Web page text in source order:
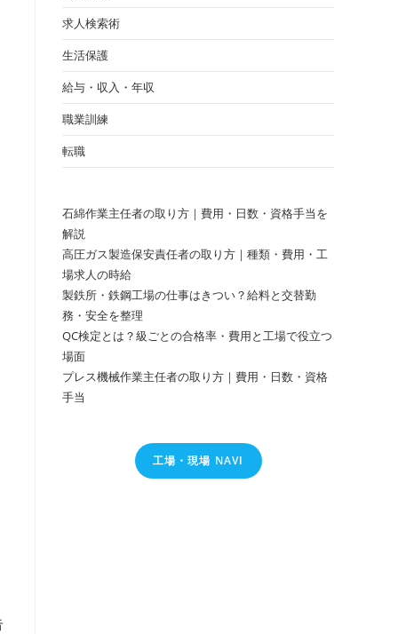
求人検索術
生活保護
給与・収入・年収
職業訓練
転職
石綿作業主任者の取り方｜費用・日数・資格手当を
解説
高圧ガス製造保安責任者の取り方｜種類・費用・工
場求人の時給
製鉄所・鉄鋼工場の仕事はきつい？給料と交替勤
務・安全を整理
QC検定とは？級ごとの合格率・費用と工場で役立つ
場面
プレス機械作業主任者の取り方｜費用・日数・資格
手当
工場・現場 NAVI